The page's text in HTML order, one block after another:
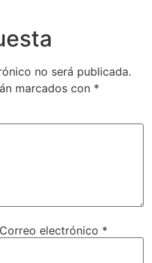
no será publicada.
marcados con *
Correo electrónico *